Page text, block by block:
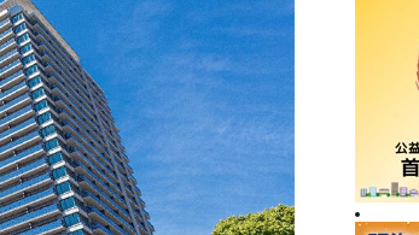
暑中特集 構造転換と事業戦
略／木造を主力事業へ、グル
ー...
最新ニュース 2026.08.05
暑中
略／裁
最新ニュ
２６年第２四半期オフィス／
グレードＡ需給ひっ迫が継続
／...
流通賃貸 2026.08.03
エアコ
システ
流通賃貸
リースバック投資物件／1－5
月、平均利回り14％超／リ...
不動産投資 2026.07.13
リモー
年度売
不動産
売却検討者向けサイトで買い
手需要を可視化／ツクルバが
新機能
行政・地域・団体 2026.08.03
本人確
内初
行政・
収益物件用地を取得／ＴＨＥ
グローバル社が江東区で
不動産開発 2026.08.05
三井不
兆円に
不動産
主な沿線駅別の新築・中古マ
ンション利回り―３４８―東
京...
データ 2026.03.02
主な沿
ンショ
不動産鑑定士吉野荘平が説く
―１５６―重説の書き方・説
明...
連載 2026.08.03
明海
の話題
シニア・住み替え特集／多様
化するライフスタイルと住ま
い...
特集 2026.07.27
シニア
ア層の
米フロリダ州の戸建て住宅会
社を買収／大和ハ
住宅事業 2026.08.03
物件取
調達／
住宅事業
機構改革・人事／安田不動産
人事 2026.07.07
機構改